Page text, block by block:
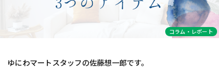
コラム・レポート
ゆにわマートスタッフの佐藤想一郎です。